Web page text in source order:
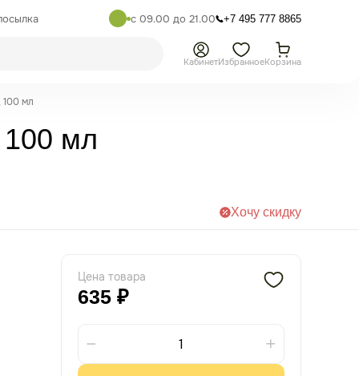
с 09.00 до 21.00 +7 495 777 8865
КабинетИзбранноеКорзина
100 мл
100 мл
Хочу скидку
Цена товара
635 ₽